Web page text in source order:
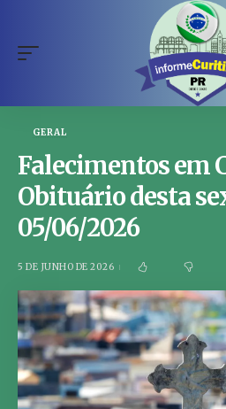
GERAL
Falecimentos em
Obituário desta
05/06/2026
5 DE JUNHO DE 2026